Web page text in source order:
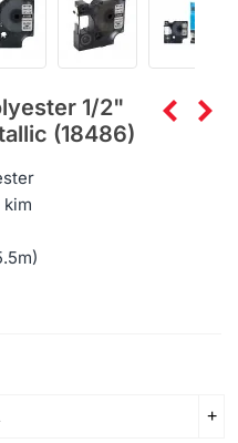
1/2"
(18486)
kim
+